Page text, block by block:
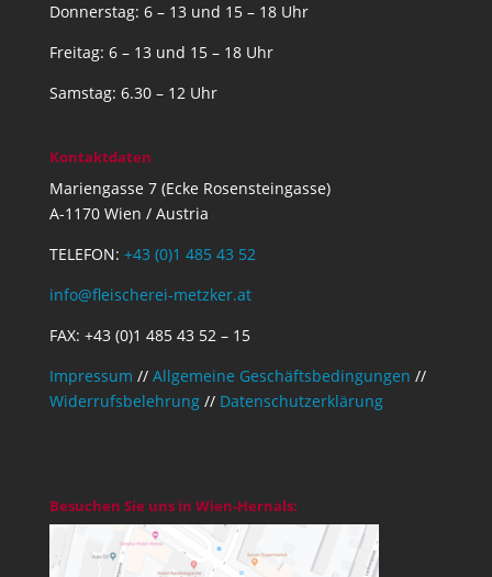
Donnerstag: 6 – 13 und 15 – 18 Uhr
Freitag: 6 – 13 und 15 – 18 Uhr
Samstag: 6.30 – 12 Uhr
Kontaktdaten
Mariengasse 7 (Ecke Rosensteingasse)
A-1170 Wien / Austria
TELEFON: +43 (0)1 485 43 52
info@fleischerei-metzker.at
FAX: +43 (0)1 485 43 52 – 15
Impressum // Allgemeine Geschäftsbedingungen //
Widerrufsbelehrung// Datenschutzerklärung
Besuchen Sie uns in Wien-Hernals: